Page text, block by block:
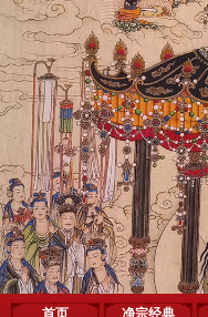
首页 净宗经典